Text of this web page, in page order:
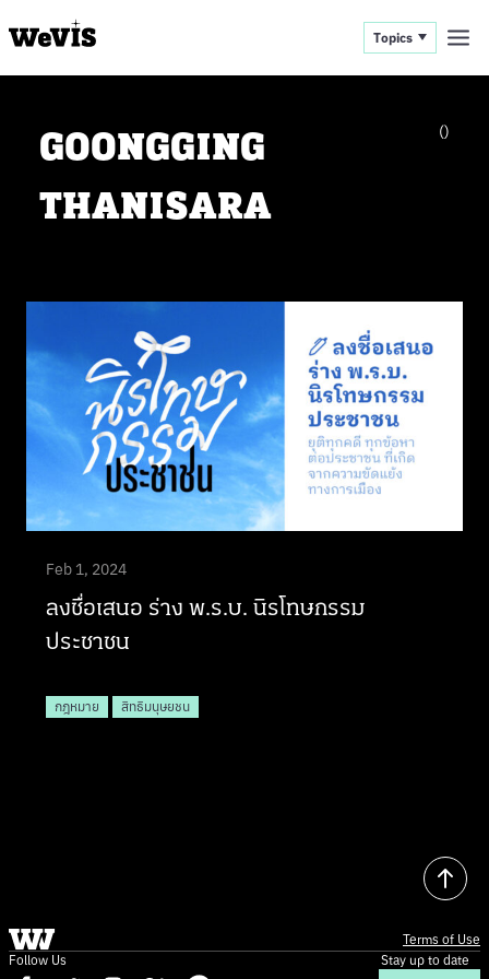
Topics
GOONGGING
THANISARA
()
Feb 1, 2024
ลงชื่อเสนอ ร่าง พ.ร.บ. นิรโทษกรรม
ประชาชน
กฎหมาย สิทธิมนุษยชน
Terms of Use
Follow Us
Stay up to date